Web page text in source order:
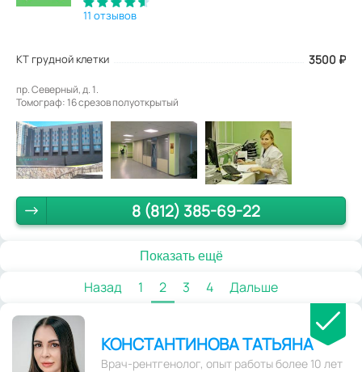
11 отзывов
КТ грудной клетки 3500 ₽
пр. Северный, д. 1.
Томограф: 16 cрезов полуоткрытый
8 (812) 385-69-22
Показать ещё
Назад 1 2 3 4 Дальше
КОНСТАНТИНОВА ТАТЬЯНА
Врач-рентгенолог, опыт работы более 10 лет